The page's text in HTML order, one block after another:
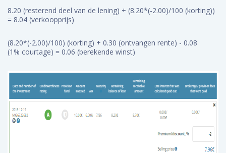
8.20 (resterend deel van de lening) + (8.20*(-2.00)/100 (korting))
= 8.04 (verkoopprijs)
(8.20*(-2.00)/100) (korting) + 0.30 (ontvangen rente) - 0.08
(1% courtage) = 0.06 (berekende winst)